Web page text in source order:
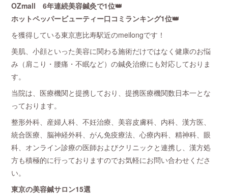
OZmall 6年連続美容鍼灸で1位👑
ホットペッパービューティー口コミランキング1位👑
を獲得している東京恵比寿駅近のmeilongです！
美肌、小顔といった美容に関わる施術だけではなく健康のお悩
み（肩こり・腰痛・不眠など）の鍼灸治療にも対応しておりま
す。
当院は、医療機関と提携しており、提携医療機関数日本一とな
っております。
整形外科、産婦人科、不妊治療、美容皮膚科、内科、漢方医、
統合医療、脳神経外科、がん免疫療法、心療内科、精神科、眼
科、オンライン診療の医師およびクリニックと連携し、漢方処
方も積極的に行っておりますのでお気軽にお問い合わせくださ
い。
東京の美容鍼サロン15選